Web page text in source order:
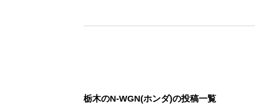
栃木のN-WGN(ホンダ)の投稿一覧